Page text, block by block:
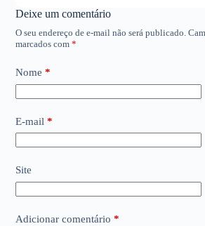
Deixe um comentário
O seu endereço de e-mail não será publicado.
marcados com*
Nome *
E-mail *
Site
Adicionar comentário *